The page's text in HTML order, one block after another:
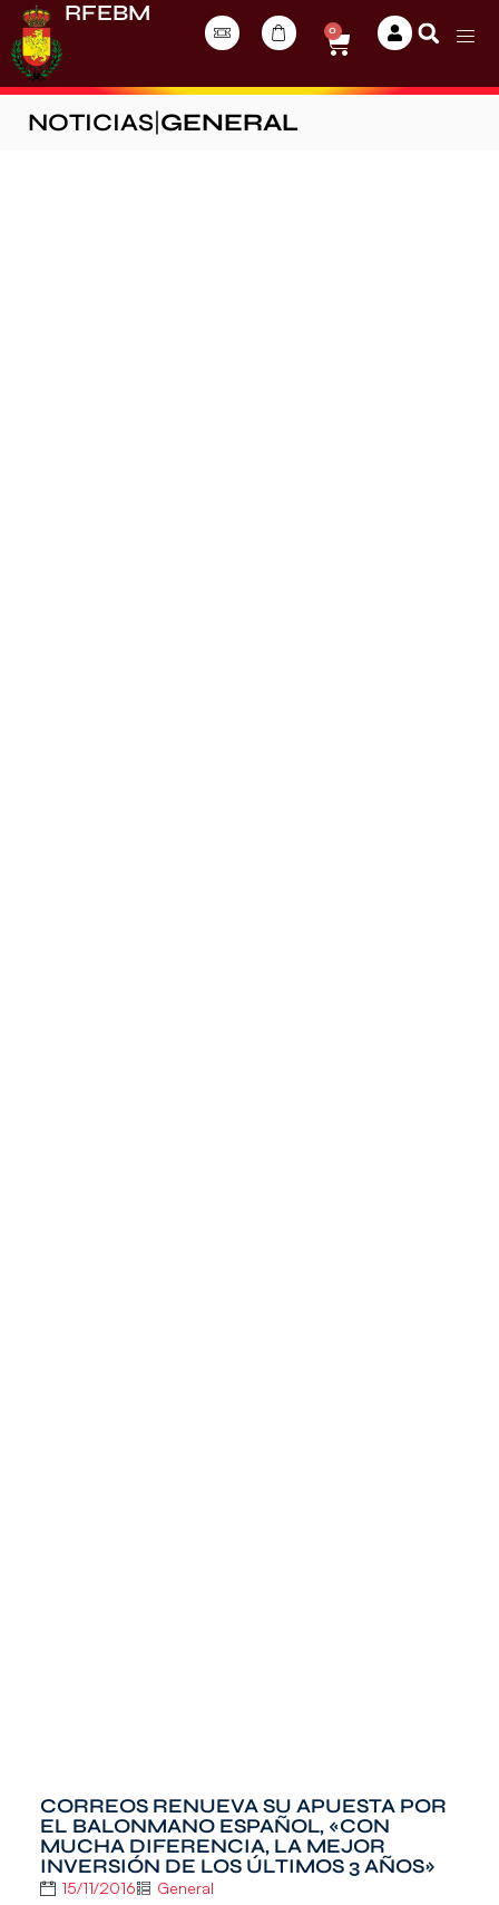
RFEBM
0
NOTICIAS GENERAL
CORREOS RENUEVA SU APUESTA POR
EL BALONMANO ESPAÑOL, «CON
MUCHA DIFERENCIA, LA MEJOR
INVERSIÓN DE LOS ÚLTIMOS 3 AÑOS»
15/11/2016 General